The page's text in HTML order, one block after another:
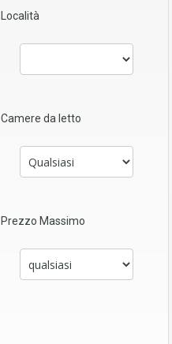
Località
Camere da letto
Prezzo Massimo